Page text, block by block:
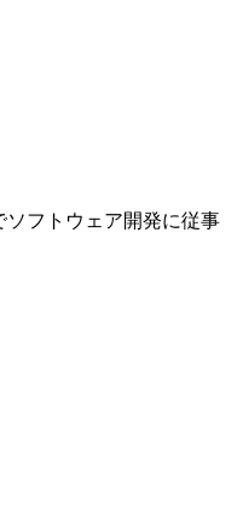
フトウェア開発に従事